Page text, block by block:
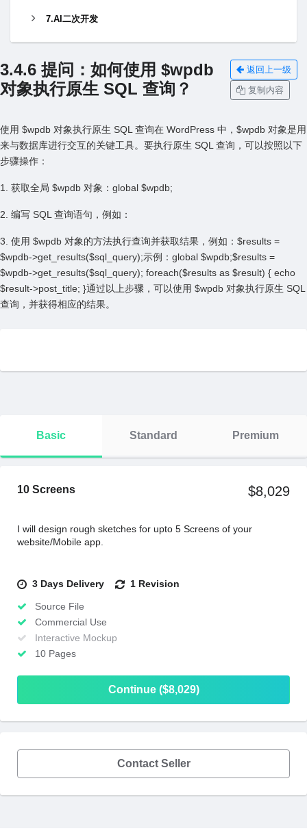
7.AI二次开发
3.4.6 提问：如何使⽤ $wpdb
对象执⾏原⽣ SQL 查询？
返回上一级
复制内容
使⽤ $wpdb 对象执⾏原⽣ SQL 查询在 WordPress 中，$wpdb 对象是⽤
来与数据库进⾏交互的关键⼯具。要执⾏原⽣ SQL 查询，可以按照以下
步骤操作：
1. 获取全局 $wpdb 对象：global $wpdb;
2. 编写 SQL 查询语句，例如：
3. 使⽤ $wpdb 对象的⽅法执⾏查询并获取结果，例如：$results =
$wpdb->get_results($sql_query);⽰例：global $wpdb;$results =
$wpdb->get_results($sql_query); foreach($results as $result) { echo
$result->post_title; }通过以上步骤，可以使⽤ $wpdb 对象执⾏原⽣ SQL
查询，并获得相应的结果。
Basic Standard Premium
10 Screens $8,029
I will design rough sketches for upto 5 Screens of your
website/Mobile app.
3 Days Delivery 1 Revision
Source File
Commercial Use
Interactive Mockup
10 Pages
Continue ($8,029)
Contact Seller